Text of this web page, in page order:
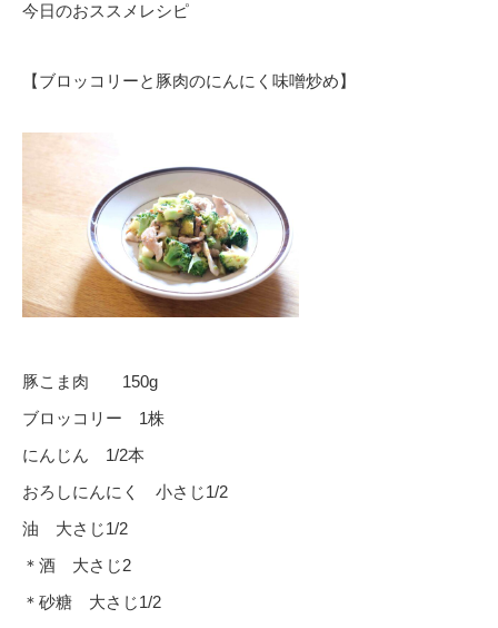
今日のおススメレシピ
【ブロッコリーと豚肉のにんにく味噌炒め】
豚こま肉 150g
ブロッコリー 1株
にんじん 1/2本
おろしにんにく 小さじ1/2
油 大さじ1/2
＊酒 大さじ2
＊砂糖 大さじ1/2